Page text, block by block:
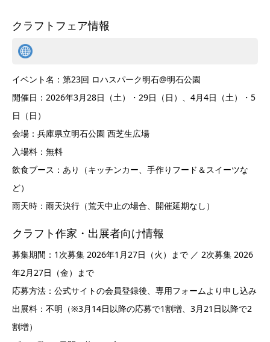
クラフトフェア情報
イベント名：第23回 ロハスパーク明石@明石公園
開催日：2026年3月28日（土）・29日（日）、4月4日（土）・5
日（日）
会場：兵庫県立明石公園 西芝生広場
入場料：無料
飲食ブース：あり（キッチンカー、手作りフード＆スイーツな
ど）
雨天時：雨天決行（荒天中止の場合、開催延期なし）
クラフト作家・出展者向け情報
募集期間：1次募集 2026年1月27日（火）まで ／ 2次募集 2026
年2月27日（金）まで
応募方法：公式サイトの会員登録後、専用フォームより申し込み
出展料：不明（※3月14日以降の応募で1割増、3月21日以降で2
割増）